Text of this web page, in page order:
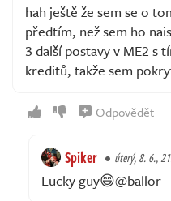
hah ještě že sem se o
předtím, než sem ho
3 další postavy v ME2 s
kreditů, takže sem
Odpovědět
Spiker úterý, 8. 6.,
Lucky guy😄@ballor